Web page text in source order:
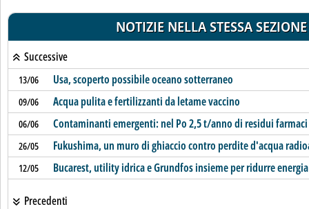
NOTIZIE NELLA STESSA SEZIONE
Successive
13/06 Usa, scoperto possibile oceano sotterraneo
09/06 Acqua pulita e fertilizzanti da letame vaccino
06/06 Contaminanti emergenti: nel Po 2,5 t/anno di residui farmaci
26/05 Fukushima, un muro di ghiaccio contro perdite d'acqua
12/05 Bucarest, utility idrica e Grundfos insieme per ridurre
Precedenti